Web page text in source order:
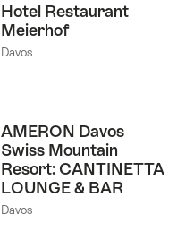
Hotel Restaurant
Meierhof
Davos
AMERON Davos
Swiss Mountain
Resort: CANTINETTA
LOUNGE & BAR
Davos